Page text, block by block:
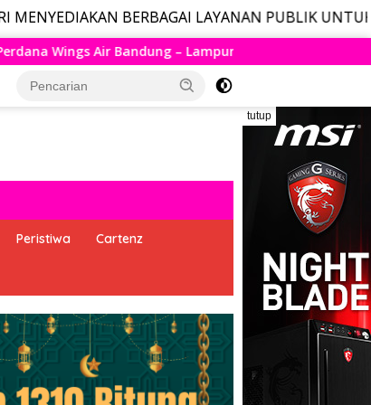
BERBAGAI LAYANAN PUBLIK UNTUK
Resmi Mengudara, Husein Kembali Layani Rute
tutup
Peristiwa Cartenz